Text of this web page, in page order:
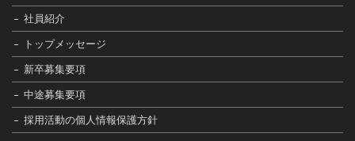
社員紹介
トップメッセージ
新卒募集要項
中途募集要項
採用活動の個人情報保護方針